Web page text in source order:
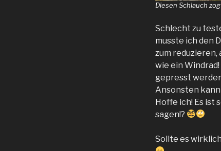
Diesen Schlauch
Schlecht zu
musste ich den
zum
wie ein
gepresst
Ansonsten
Hoffe ich! Es ist
sagen!?
Sollte es